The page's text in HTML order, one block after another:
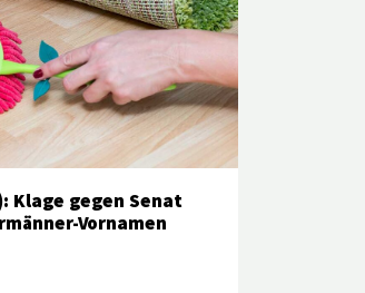
Klage gegen Senat
Vornamen